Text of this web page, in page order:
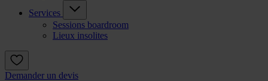
Services
Sessions boardroom
Lieux insolites
Demander un devis